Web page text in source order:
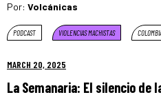
Por: Volcánicas
PODCAST VIOLENCIAS MACHISTAS
MARCH 20, 2025
La Semanaria: El silencio de